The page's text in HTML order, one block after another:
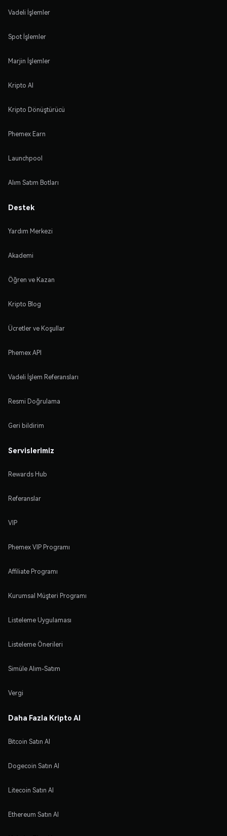
Vadeli İşlemler
Spot İşlemler
Marjin İşlemler
Kripto Al
Kripto Dönüştürücü
Phemex Earn
Launchpool
Alım Satım Botları
Destek
Yardım Merkezi
Akademi
Öğren ve Kazan
Kripto Blog
Ücretler ve Koşullar
Phemex API
Vadeli İşlem Referansları
Resmi Doğrulama
Geri bildirim
Servislerimiz
Rewards Hub
Referanslar
VIP
Phemex VIP Programı
Affiliate Programı
Kurumsal Müşteri Programı
Listeleme Uygulaması
Listeleme Önerileri
Simüle Alım-Satım
Vergi
Daha Fazla Kripto Al
Bitcoin Satın Al
Dogecoin Satın Al
Litecoin Satın Al
Ethereum Satın Al